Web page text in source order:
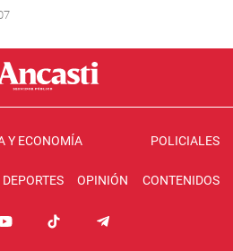
Y ECONOMÍA POLICIALES
DEPORTES OPINIÓN CONTENIDOS